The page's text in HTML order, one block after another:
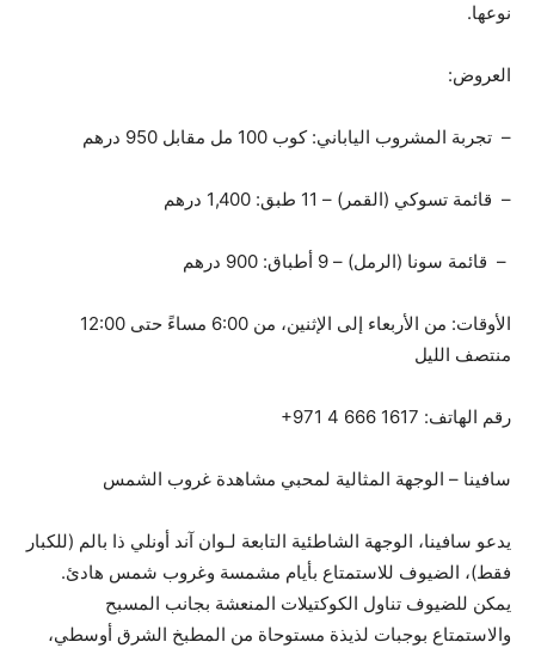
نوعها.
العروض:
– تجربة المشروب الياباني: كوب 100 مل مقابل 950 درهم
– قائمة تسوكي (القمر) – 11 طبق: 1,400 درهم
– قائمة سونا (الرمل) – 9 أطباق: 900 درهم
الأوقات: من الأربعاء إلى الإثنين، من 6:00 مساءً حتى 12:00
منتصف الليل
رقم الهاتف: ‎+971 4 666 1617
سافينا – الوجهة المثالية لمحبي مشاهدة غروب الشمس
يدعو سافينا، الوجهة الشاطئية التابعة لـوان آند أونلي ذا بالم (للكبار
فقط)، الضيوف للاستمتاع بأيام مشمسة وغروب شمس هادئ.
يمكن للضيوف تناول الكوكتيلات المنعشة بجانب المسبح
والاستمتاع بوجبات لذيذة مستوحاة من المطبخ الشرق أوسطي،